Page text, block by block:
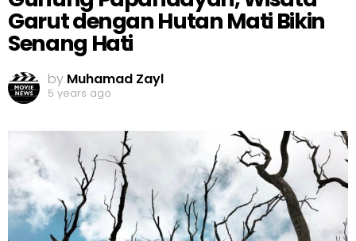
Garut dengan Hutan Mati Bikin
Senang Hati
by Muhamad Zayl
5 years ago